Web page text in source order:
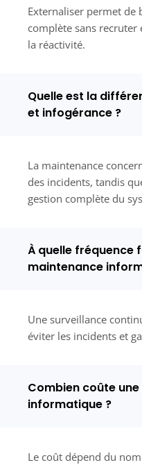
Externaliser permet de
complète sans
la réactivité.
Quelle est la
et infogérance ?
La maintenance
des incidents, tandis
gestion complète du
À quelle fréquence
maintenance
Une surveillance
éviter les incidents et
Combien coûte
informatique ?
Le coût dépend du